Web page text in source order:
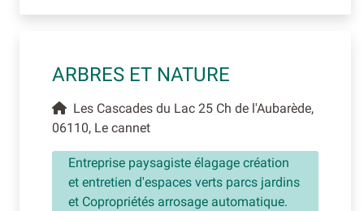
ARBRES ET NATURE
Les Cascades du Lac 25 Ch de l'Aubarède,
06110, Le cannet
Entreprise paysagiste élagage création
et entretien d'espaces verts parcs jardins
et Copropriétés arrosage automatique.